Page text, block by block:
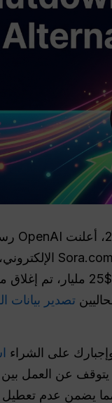
تنزيل التطبيق بمقدار 45%
تصدير بيانات
على الشراء
يضمن عدم